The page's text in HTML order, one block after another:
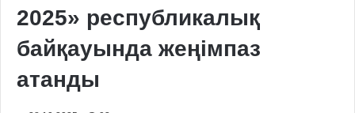
2025» республикалық
байқауында жеңімпаз
атанды